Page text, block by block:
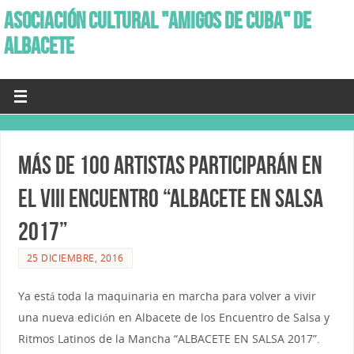
ASOCIACIÓN CULTURAL "AMIGOS DE CUBA" DE
ALBACETE
Más de 100 artistas participarán en
el VIII Encuentro “Albacete en Salsa
2017”
25 DICIEMBRE, 2016
Ya está toda la maquinaria en marcha para volver a vivir
una nueva edición en Albacete de los Encuentro de Salsa y
Ritmos Latinos de la Mancha “ALBACETE EN SALSA 2017”.